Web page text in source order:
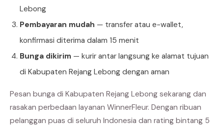
Lebong
Pembayaran mudah — transfer atau e-wallet,
konfirmasi diterima dalam 15 menit
Bunga dikirim — kurir antar langsung ke alamat tujuan
di Kabupaten Rejang Lebong dengan aman
Pesan bunga di Kabupaten Rejang Lebong sekarang dan
rasakan perbedaan layanan WinnerFleur. Dengan ribuan
pelanggan puas di seluruh Indonesia dan rating bintang 5